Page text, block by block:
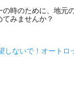
の時のために、地元
てみませんか？
しないで！オートロ